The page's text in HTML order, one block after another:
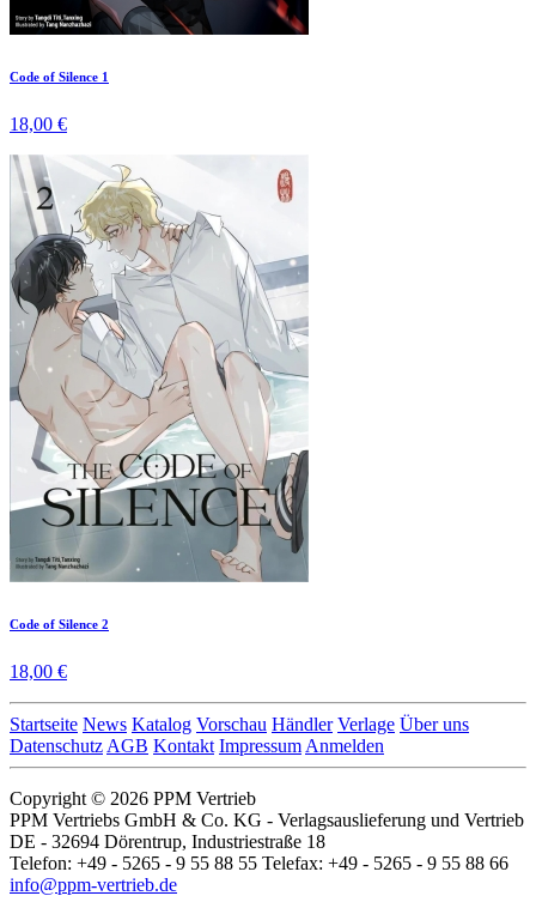
Code of Silence 1
18,00 €
Code of Silence 2
18,00 €
Startseite News Katalog Vorschau Händler Verlage Über uns
Datenschutz AGB Kontakt Impressum Anmelden
Copyright © 2026 PPM Vertrieb
PPM Vertriebs GmbH & Co. KG - Verlagsauslieferung und Vertrieb
DE - 32694 Dörentrup, Industriestraße 18
Telefon: +49 - 5265 - 9 55 88 55 Telefax: +49 - 5265 - 9 55 88 66
info@ppm-vertrieb.de